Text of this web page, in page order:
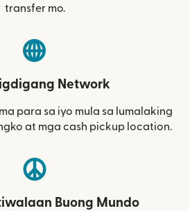
transfer mo.
Network
para sa iyo mula sa lumalaking
at mga cash pickup location.
Buong Mundo